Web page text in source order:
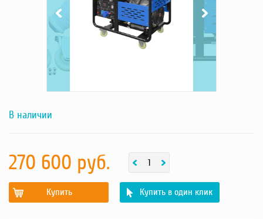
В наличии
270 600 руб.
Купить Купить в один клик
Складское оснащение
Строительное оборудование
Электростанции
Блок-контейнеры
Строительное оборудование
Двигатели